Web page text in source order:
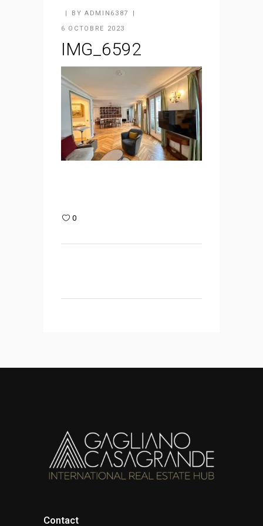
BY ADMIN6387
6 OCTOBRE 2023
IMG_6592
0
Contact